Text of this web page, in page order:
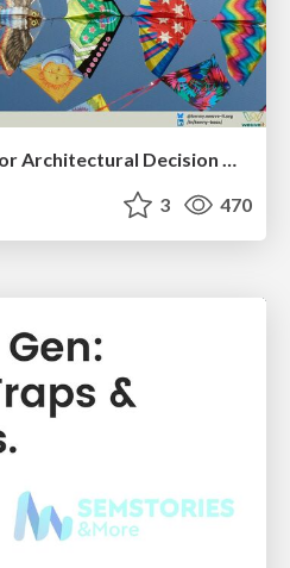
Technical Leadership for Architectural Decision Making
3 470